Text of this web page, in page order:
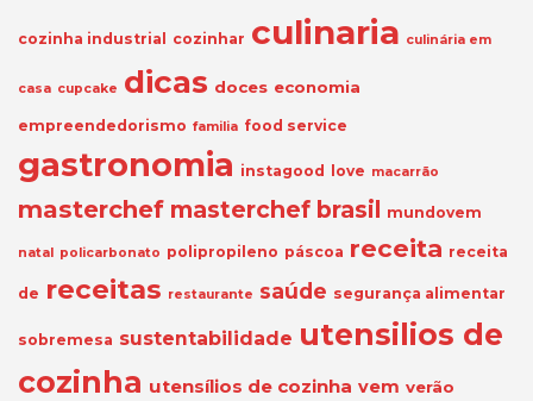
cozinha industrial cozinhar culinaria culinária em
casa cupcake dicas doces economia
empreendedorismo familia food service
gastronomia instagood love macarrão
masterchef masterchef brasil mundovem
natal policarbonato polipropileno páscoa receita receita
de receitas restaurante saúde segurança alimentar
sobremesa sustentabilidade utensilios de
cozinha utensílios de cozinha vem verão